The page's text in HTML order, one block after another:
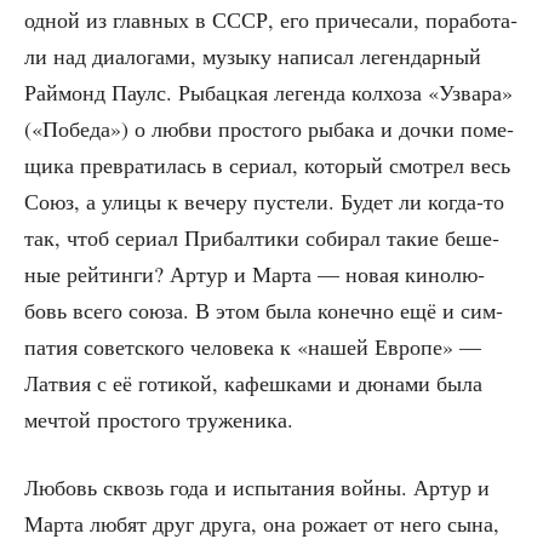
одной из глав­ных в СССР, его при­че­са­ли, пора­бо­та­
ли над диа­ло­га­ми, музы­ку напи­сал леген­дар­ный
Рай­монд Паулс. Рыбац­кая леген­да кол­хо­за «Узва­ра»
(«Побе­да») о люб­ви про­сто­го рыба­ка и доч­ки поме­
щи­ка пре­вра­ти­лась в сери­ал, кото­рый смот­рел весь
Союз, а ули­цы к вече­ру пусте­ли. Будет ли когда-то
так, чтоб сери­ал При­бал­ти­ки соби­рал такие беше­
ные рей­тин­ги? Артур и Мар­та — новая кино­лю­
бовь все­го сою­за. В этом была конеч­но ещё и сим­
па­тия совет­ско­го чело­ве­ка к «нашей Евро­пе» —
Лат­вия с её готи­кой, кафеш­ка­ми и дюна­ми была
меч­той про­сто­го труженика.
Любовь сквозь года и испы­та­ния вой­ны. Артур и
Мар­та любят друг дру­га, она рожа­ет от него сына,